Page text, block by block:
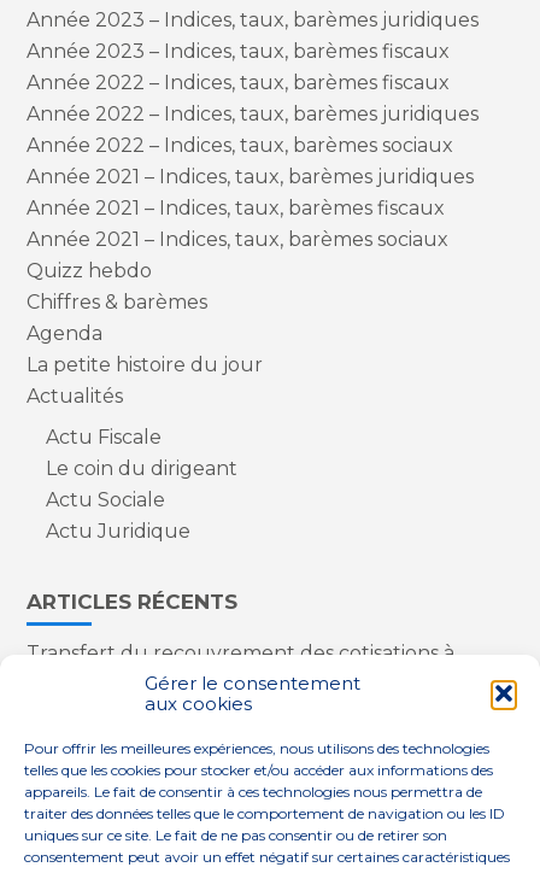
Gérer le consentement
aux cookies
Pour offrir les meilleures expériences, nous utilisons des technologies
telles que les cookies pour stocker et/ou accéder aux informations des
appareils. Le fait de consentir à ces technologies nous permettra de
traiter des données telles que le comportement de navigation ou les ID
uniques sur ce site. Le fait de ne pas consentir ou de retirer son
consentement peut avoir un effet négatif sur certaines caractéristiques
Année 2023 – Indices, taux, barèmes juridiques
Année 2023 – Indices, taux, barèmes fiscaux
Année 2022 – Indices, taux, barèmes fiscaux
Année 2022 – Indices, taux, barèmes juridiques
Année 2022 – Indices, taux, barèmes sociaux
Année 2021 – Indices, taux, barèmes juridiques
Année 2021 – Indices, taux, barèmes fiscaux
Année 2021 – Indices, taux, barèmes sociaux
Quizz hebdo
Chiffres & barèmes
Agenda
La petite histoire du jour
Actualités
Actu Fiscale
Le coin du dirigeant
Actu Sociale
Actu Juridique
ARTICLES RÉCENTS
Transfert du recouvrement des cotisations à
l’Urssaf : des nouveautés
Appareils reconditionnés : annulation de la
Contrôle de la qualité de l’air dans les ERP
Industriels : le point sur les dernières évolutions
réglementaires